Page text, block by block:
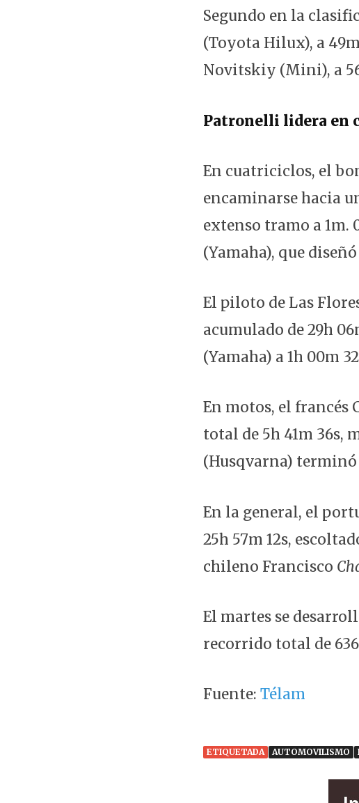
Segundo en la
(Toyota Hilux), a
Novitskiy (Mini), a
Patronelli lidera en
En cuatriciclos, el
encaminarse hacia
extenso tramo a 1m.
(Yamaha), que
El piloto de Las
acumulado de 29h
(Yamaha) a 1h 00m
En motos, el francés
total de 5h 41m 36s,
(Husqvarna) terminó
En la general, el
25h 57m 12s,
chileno Francisco
El martes se
recorrido total de
Fuente: Télam
ETIQUETADA AUTOMOVILISMO